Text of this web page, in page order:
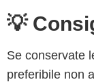
💡
Se conservate
preferibile non